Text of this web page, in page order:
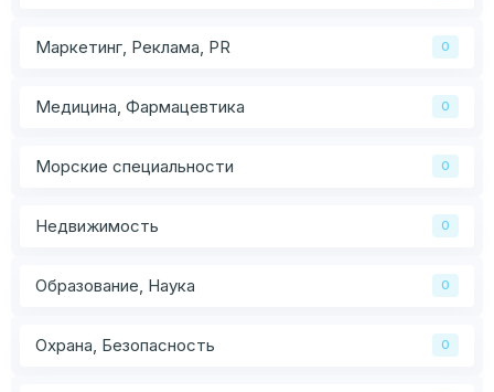
Маркетинг, Реклама, PR 0
Медицина, Фармацевтика 0
Морские специальности 0
Недвижимость 0
Образование, Наука 0
Охрана, Безопасность 0